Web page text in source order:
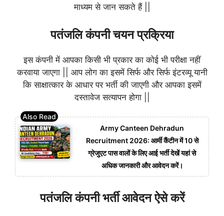
माध्यम से जान सकते हैं ||
पतंजलि कंपनी चयन प्रक्रिया
इस कंपनी में आपका किसी भी प्रकार का कोई भी परीक्षा नहीं
करवाया जाएगा || आप लोग का इसमें सिर्फ और सिर्फ इंटरव्यू यानी
कि साक्षात्कार के आधार पर भर्ती की जाएगी और आपका इसमें
दस्तावेज सत्यापन होगा ||
Army Canteen Dehradun
Recruitment 2026: आर्मी कैंटीन में 10 से
ग्रेजुएट पास वालों के लिए आई भर्ती देखें यहां से
अधिक जानकारी और आवेदन करें।
पतंजलि कंपनी भर्ती आवेदन ऐसे करें